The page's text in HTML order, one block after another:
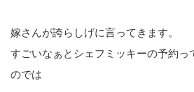
嫁さんが誇らしげに言ってきます。
すごいなぁとシェフミッキーの予約っ
のでは